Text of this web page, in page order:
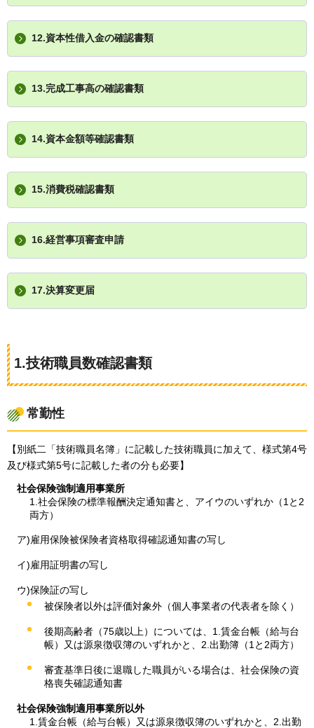
12.資本性借入金の確認書類
13.完成工事高の確認書類
14.資本金額等確認書類
15.消費税確認書類
16.経営事項審査申請
17.決算変更届
1.技術職員数確認書類
常勤性
【別紙二「技術職員名簿」に記載した技術職員に加えて、様式第4号
及び様式第5号に記載した者の分も必要】
社会保険強制適用事業所
1.社会保険の標準報酬決定通知書と、アイウのいずれか（1と2
両方）
ア)雇用保険被保険者資格取得確認通知書の写し
イ)雇用証明書の写し
ウ)保険証の写し
被保険者以外は評価対象外（個人事業者の代表者を除く）
後期高齢者（75歳以上）については、1.賃金台帳（給与台
帳）又は源泉徴収簿のいずれかと、2.出勤簿（1と2両方）
審査基準日後に退職した職員がいる場合は、社会保険の資
格喪失確認通知書
社会保険強制適用事業所以外
1.賃金台帳（給与台帳）又は源泉徴収簿のいずれかと、2.出勤